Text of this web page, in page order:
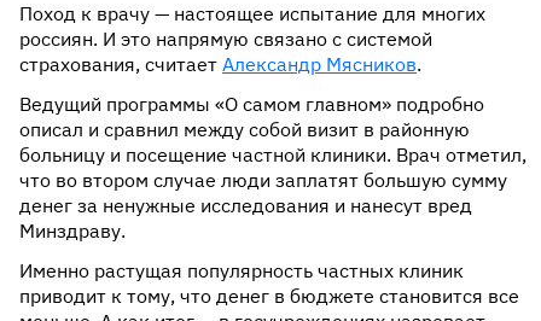
Поход к врачу — настоящее испытание для многих
россиян. И это напрямую связано с системой
страхования, считает Александр Мясников.
Ведущий программы «О самом главном» подробно
описал и сравнил между собой визит в районную
больницу и посещение частной клиники. Врач отметил,
что во втором случае люди заплатят большую сумму
денег за ненужные исследования и нанесут вред
Минздраву.
Именно растущая популярность частных клиник
приводит к тому, что денег в бюджете становится все